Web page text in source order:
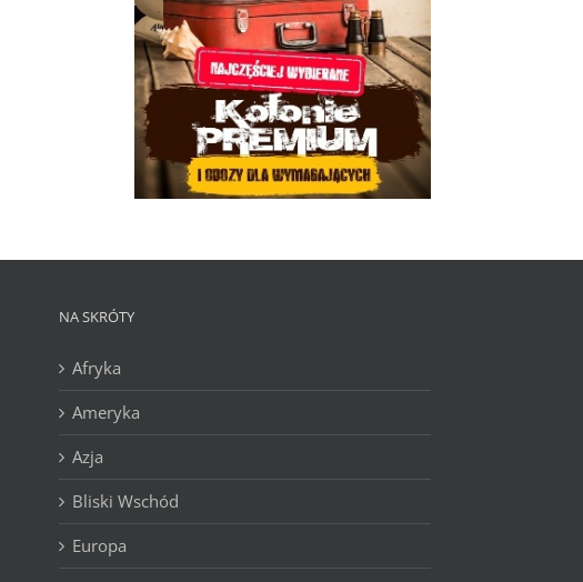
NA SKRÓTY
Afryka
Ameryka
Azja
Bliski Wschód
Europa